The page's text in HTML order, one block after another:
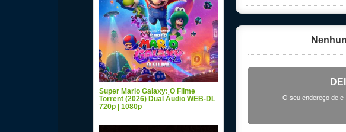
O seu endereço de
Super Mario Galaxy: O Filme
Torrent (2026) Dual Áudio WEB-DL
720p | 1080p